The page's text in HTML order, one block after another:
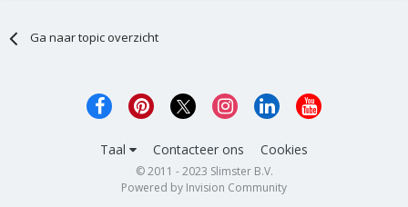
Ga naar topic overzicht
Taal Contacteer ons Cookies
© 2011 - 2023 Slimster B.V.
Powered by Invision Community